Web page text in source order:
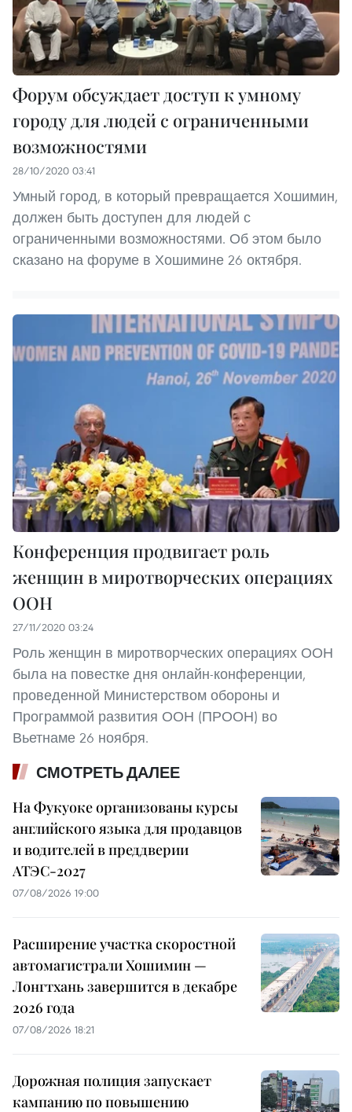
Форум обсуждает доступ к умному
городу для людей с ограниченными
возможностями
28/10/2020 03:41
Умный город, в который превращается Хошимин,
должен быть доступен для людей с
ограниченными возможностями. Об этом было
сказано на форуме в Хошимине 26 октября.
Конференция продвигает роль
женщин в миротворческих операциях
ООН
27/11/2020 03:24
Роль женщин в миротворческих операциях ООН
была на повестке дня онлайн-конференции,
проведенной Министерством обороны и
Программой развития ООН (ПРООН) во
Вьетнаме 26 ноября.
СМОТРЕТЬ ДАЛЕЕ
На Фукуоке организованы курсы
английского языка для продавцов
и водителей в преддверии
АТЭС-2027
07/08/2026 19:00
Расширение участка скоростной
автомагистрали Хошимин —
Лонгтхань завершится в декабре
2026 года
07/08/2026 18:21
Дорожная полиция запускает
кампанию по повышению